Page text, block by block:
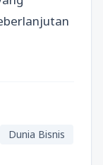
Dunia Bisnis